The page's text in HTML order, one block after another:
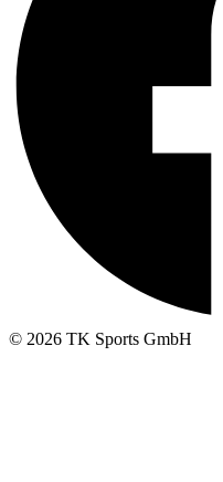
© 2026 TK Sports GmbH